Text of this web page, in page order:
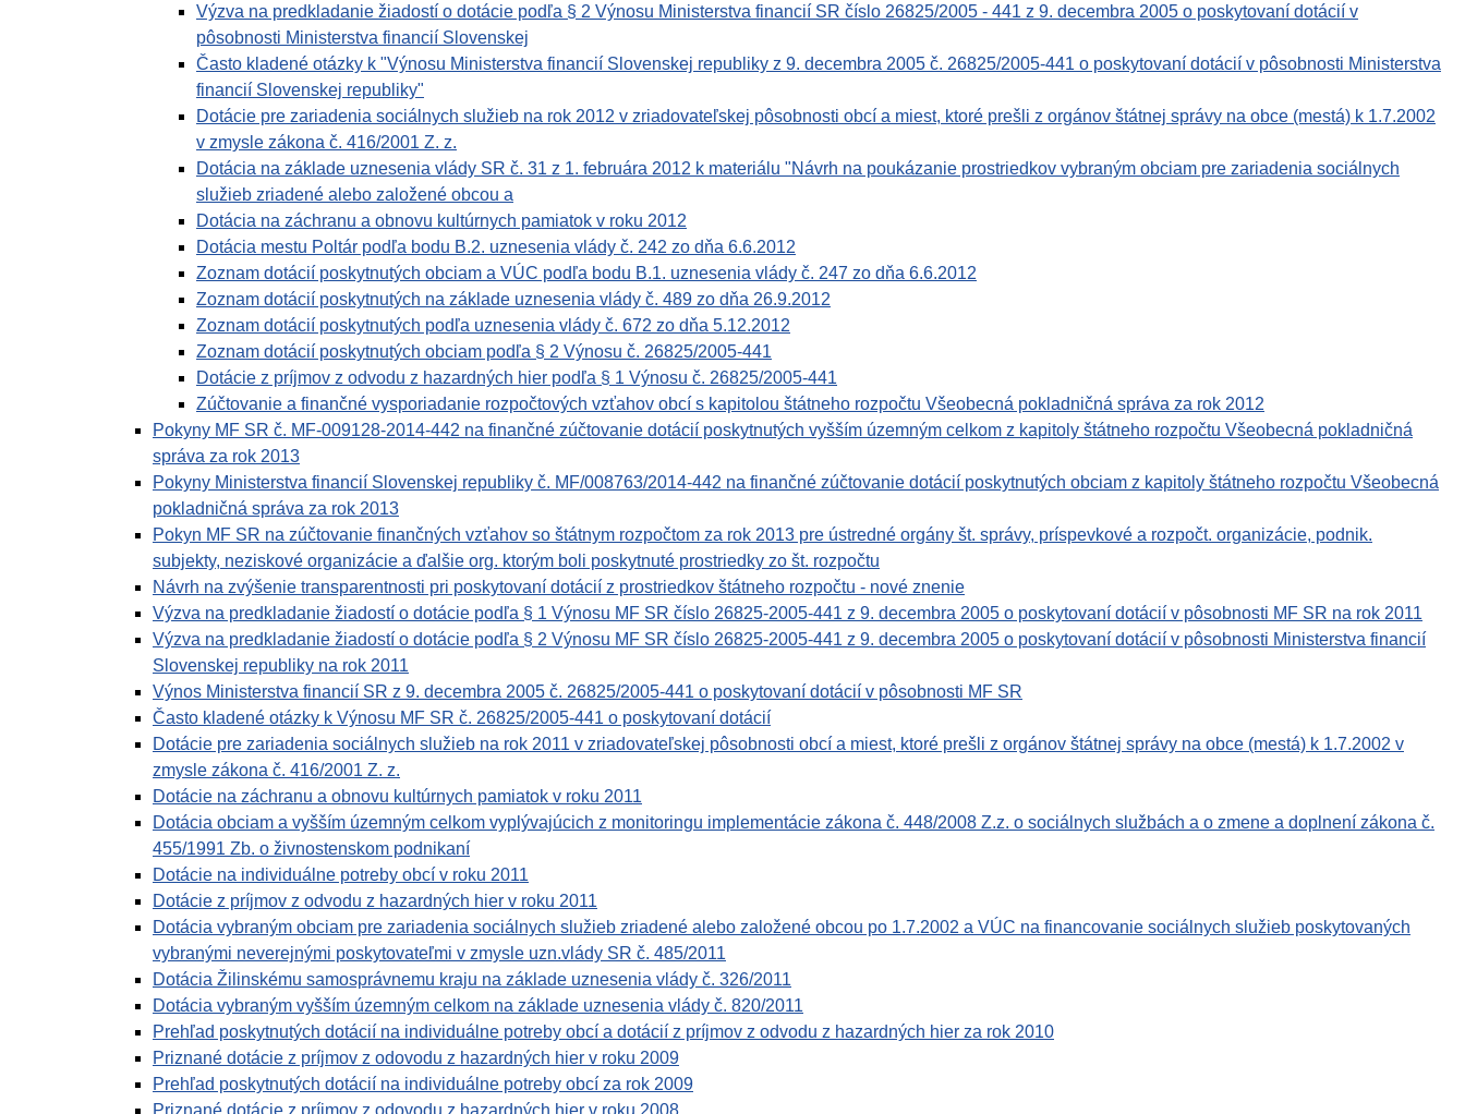
Výzva na predkladanie žiadostí o dotácie podľa § 2 Výnosu Ministerstva financií SR číslo 26825/2005 - 441 z 9. decembra 2005 o poskytovaní dotácií v
pôsobnosti Ministerstva financií Slovenskej
Často kladené otázky k "Výnosu Ministerstva financií Slovenskej republiky z 9. decembra 2005 č. 26825/2005-441 o poskytovaní dotácií v pôsobnosti Ministerstva
financií Slovenskej republiky"
Dotácie pre zariadenia sociálnych služieb na rok 2012 v zriadovateľskej pôsobnosti obcí a miest, ktoré prešli z orgánov štátnej správy na obce (mestá) k 1.7.2002
v zmysle zákona č. 416/2001 Z. z.
Dotácia na základe uznesenia vlády SR č. 31 z 1. februára 2012 k materiálu "Návrh na poukázanie prostriedkov vybraným obciam pre zariadenia sociálnych
služieb zriadené alebo založené obcou a
Dotácia na záchranu a obnovu kultúrnych pamiatok v roku 2012
Dotácia mestu Poltár podľa bodu B.2. uznesenia vlády č. 242 zo dňa 6.6.2012
Zoznam dotácií poskytnutých obciam a VÚC podľa bodu B.1. uznesenia vlády č. 247 zo dňa 6.6.2012
Zoznam dotácií poskytnutých na základe uznesenia vlády č. 489 zo dňa 26.9.2012
Zoznam dotácií poskytnutých podľa uznesenia vlády č. 672 zo dňa 5.12.2012
Zoznam dotácií poskytnutých obciam podľa § 2 Výnosu č. 26825/2005-441
Dotácie z príjmov z odvodu z hazardných hier podľa § 1 Výnosu č. 26825/2005-441
Zúčtovanie a finančné vysporiadanie rozpočtových vzťahov obcí s kapitolou štátneho rozpočtu Všeobecná pokladničná správa za rok 2012
Pokyny MF SR č. MF-009128-2014-442 na finančné zúčtovanie dotácií poskytnutých vyšším územným celkom z kapitoly štátneho rozpočtu Všeobecná pokladničná
správa za rok 2013
Pokyny Ministerstva financií Slovenskej republiky č. MF/008763/2014-442 na finančné zúčtovanie dotácií poskytnutých obciam z kapitoly štátneho rozpočtu Všeobecná
pokladničná správa za rok 2013
Pokyn MF SR na zúčtovanie finančných vzťahov so štátnym rozpočtom za rok 2013 pre ústredné orgány št. správy, príspevkové a rozpočt. organizácie, podnik.
subjekty, neziskové organizácie a ďalšie org. ktorým boli poskytnuté prostriedky zo št. rozpočtu
Návrh na zvýšenie transparentnosti pri poskytovaní dotácií z prostriedkov štátneho rozpočtu - nové znenie
Výzva na predkladanie žiadostí o dotácie podľa § 1 Výnosu MF SR číslo 26825-2005-441 z 9. decembra 2005 o poskytovaní dotácií v pôsobnosti MF SR na rok 2011
Výzva na predkladanie žiadostí o dotácie podľa § 2 Výnosu MF SR číslo 26825-2005-441 z 9. decembra 2005 o poskytovaní dotácií v pôsobnosti Ministerstva financií
Slovenskej republiky na rok 2011
Výnos Ministerstva financií SR z 9. decembra 2005 č. 26825/2005-441 o poskytovaní dotácií v pôsobnosti MF SR
Často kladené otázky k Výnosu MF SR č. 26825/2005-441 o poskytovaní dotácií
Dotácie pre zariadenia sociálnych služieb na rok 2011 v zriadovateľskej pôsobnosti obcí a miest, ktoré prešli z orgánov štátnej správy na obce (mestá) k 1.7.2002 v
zmysle zákona č. 416/2001 Z. z.
Dotácie na záchranu a obnovu kultúrnych pamiatok v roku 2011
Dotácia obciam a vyšším územným celkom vyplývajúcich z monitoringu implementácie zákona č. 448/2008 Z.z. o sociálnych službách a o zmene a doplnení zákona č.
455/1991 Zb. o živnostenskom podnikaní
Dotácie na individuálne potreby obcí v roku 2011
Dotácie z príjmov z odvodu z hazardných hier v roku 2011
Dotácia vybraným obciam pre zariadenia sociálnych služieb zriadené alebo založené obcou po 1.7.2002 a VÚC na financovanie sociálnych služieb poskytovaných
vybranými neverejnými poskytovateľmi v zmysle uzn.vlády SR č. 485/2011
Dotácia Žilinskému samosprávnemu kraju na základe uznesenia vlády č. 326/2011
Dotácia vybraným vyšším územným celkom na základe uznesenia vlády č. 820/2011
Prehľad poskytnutých dotácií na individuálne potreby obcí a dotácií z príjmov z odvodu z hazardných hier za rok 2010
Priznané dotácie z príjmov z odovodu z hazardných hier v roku 2009
Prehľad poskytnutých dotácií na individuálne potreby obcí za rok 2009
Priznané dotácie z príjmov z odovodu z hazardných hier v roku 2008